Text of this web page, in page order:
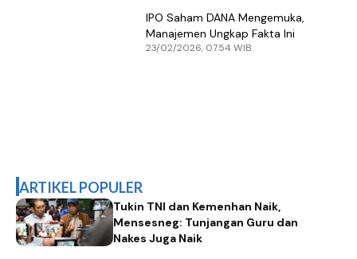
IPO Saham DANA Mengemuka,
Manajemen Ungkap Fakta Ini
23/02/2026, 07.54 WIB
ARTIKEL POPULER
Tukin TNI dan Kemenhan Naik,
Mensesneg: Tunjangan Guru dan
Nakes Juga Naik